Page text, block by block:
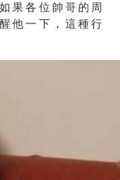
果各位帥哥的周
他一下，這種行